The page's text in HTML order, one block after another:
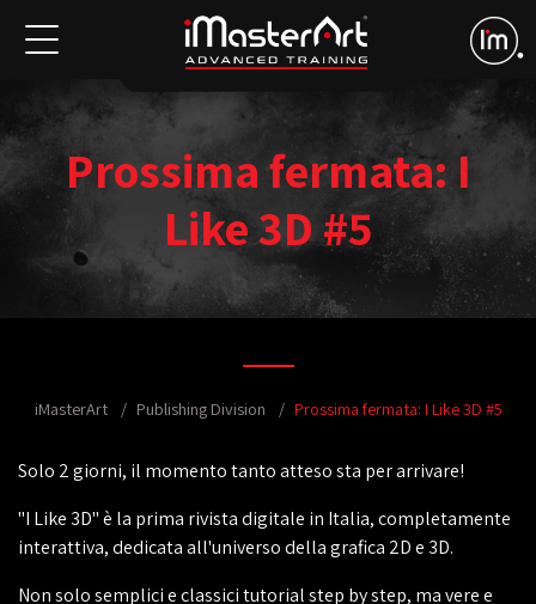
Prossima fermata: I
Like 3D #5
iMasterArt Publishing Division Prossima fermata: I Like 3D #5
Solo 2 giorni, il momento tanto atteso sta per arrivare!
"I Like 3D" è la prima rivista digitale in Italia, completamente
interattiva, dedicata all'universo della grafica 2D e 3D.
Non solo semplici e classici tutorial step by step, ma vere e